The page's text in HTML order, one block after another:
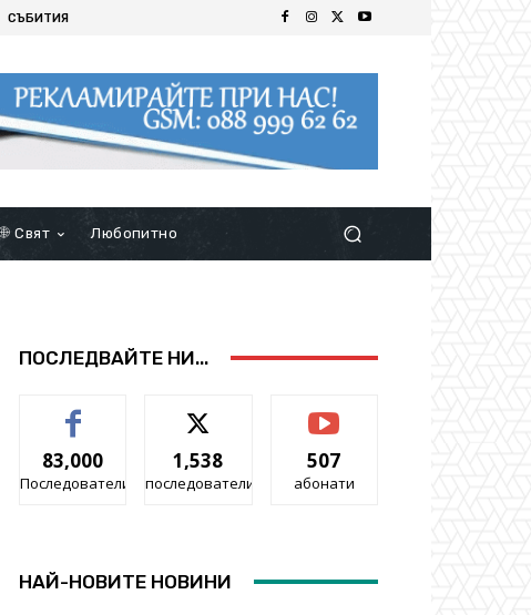
СЪБИТИЯ
Свят Любопитно
ПОСЛЕДВАЙТЕ НИ...
83,000
Последователи
1,538
последователи
507
абонати
НАЙ-НОВИТЕ НОВИНИ